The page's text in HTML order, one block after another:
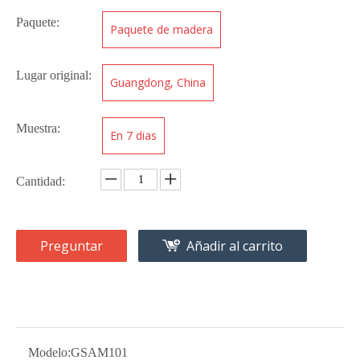
Paquete: Paquete de madera
Lugar original: Guangdong, China
Muestra: En 7 dias
Cantidad:
Preguntar Añadir al carrito
Modelo:GSAM101